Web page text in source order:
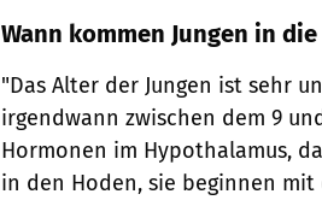
Wann kommen Jungen in
"Das Alter der Jungen ist sehr
irgendwann zwischen dem 9
Hormonen im Hypothalamus,
in den Hoden, sie beginnen